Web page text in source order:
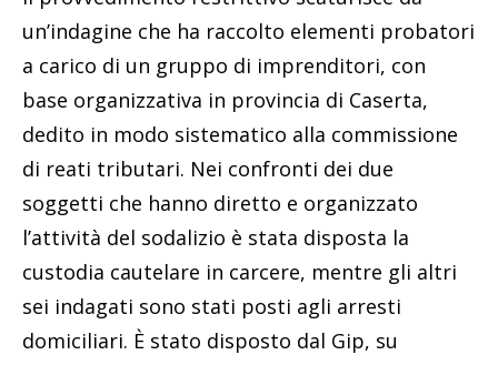
un’indagine che ha raccolto elementi probatori
a carico di un gruppo di imprenditori, con
base organizzativa in provincia di Caserta,
dedito in modo sistematico alla commissione
di reati tributari. Nei confronti dei due
soggetti che hanno diretto e organizzato
l’attività del sodalizio è stata disposta la
custodia cautelare in carcere, mentre gli altri
sei indagati sono stati posti agli arresti
domiciliari. È stato disposto dal Gip, su